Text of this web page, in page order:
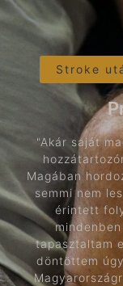
Stroke
"Akár saját
Magában
semmi nem
érintett
tapasztaltam
döntöttem